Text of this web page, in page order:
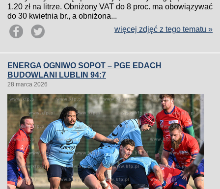
1,20 zł na litrze. Obniżony VAT do 8 proc. ma obowiązywać
do 30 kwietnia br., a obniżona...
więcej zdjęć z tego tematu »
ENERGA OGNIWO SOPOT – PGE EDACH
BUDOWLANI LUBLIN 94:7
28 marca 2026